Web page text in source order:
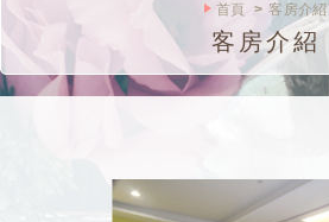
首頁 客房介紹
客房介紹